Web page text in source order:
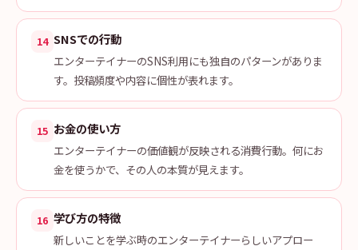
14 SNSでの行動
エンターテイナーのSNS利用にも独自のパターンがありま
す。投稿頻度や内容に個性が表れます。
15 お金の使い方
エンターテイナーの価値観が反映される消費行動。何にお
金を使うかで、その人の本質が見えます。
16 学び方の特徴
新しいことを学ぶ時のエンターテイナーらしいアプロー